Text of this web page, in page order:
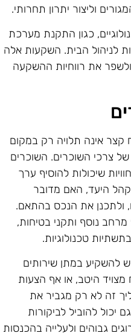
וליצור יתרון תחרותי.
כגון התקנת מערכת
לניהול הבית. השקעות אלה
ולשפר את רווחיות ההשקעה
אינה תלויה רק במקום
צרכי השוכרים. השוכרים
שיכולות להוסיף ערך
היעד, האם מדובר
ולתכנן את הנכס בהתאם.
נוסף ותקני בטיחות,
טכנולוגיות.
להשקיע במתן שירותים
היטב, או אף הצעות
זה לא רק מגביר את
להוביל לביקורות
גבוהים ולעלייה בהכנסות